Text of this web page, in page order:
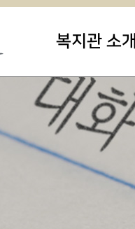
복지관 소개